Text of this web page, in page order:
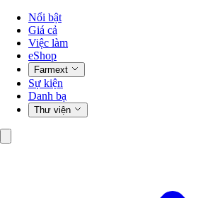
Nổi bật
Giá cả
Việc làm
eShop
Farmext
Sự kiện
Danh bạ
Thư viện